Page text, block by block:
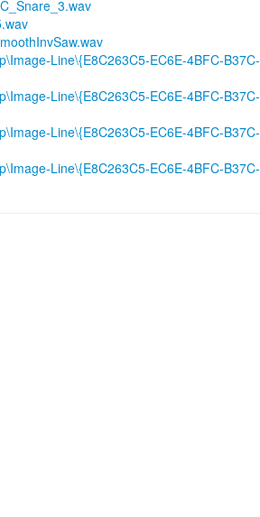
Line\{E8C263C5-EC6E-4BFC-B37C-
Line\{E8C263C5-EC6E-4BFC-B37C-
Line\{E8C263C5-EC6E-4BFC-B37C-
Line\{E8C263C5-EC6E-4BFC-B37C-